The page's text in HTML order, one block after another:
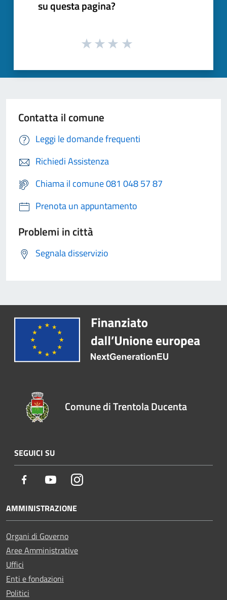
su questa pagina?
Contatta il comune
Leggi le domande frequenti
Richiedi Assistenza
Chiama il comune 081 048 57 87
Prenota un appuntamento
Problemi in città
Segnala disservizio
Comune di Trentola Ducenta
SEGUICI SU
Facebook YoutubeInstagram
AMMINISTRAZIONE
Organi di Governo
Aree Amministrative
Uffici
Enti e fondazioni
Politici